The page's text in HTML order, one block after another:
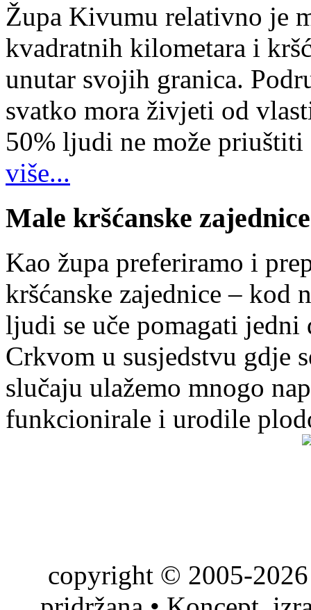
Župa Kivumu relativno je
kvadratnih kilometara i
unutar svojih granica.
svatko mora živjeti od
50% ljudi ne može
više...
Male kršćanske zajednice
Kao župa preferiramo i
kršćanske zajednice – kod
ljudi se uče pomagati
Crkvom u susjedstvu gdje
slučaju ulažemo mnogo
funkcionirale i urodile
copyright © 2005-